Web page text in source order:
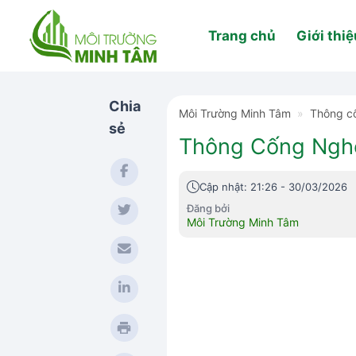
content
Trang chủ Giới
Chia
sẻ
Môi Trường Minh Tâm » Thông
Thông Cống
Cập nhật: 21:26 - 30/03/2026
Đăng bởi
Môi Trường Minh Tâm